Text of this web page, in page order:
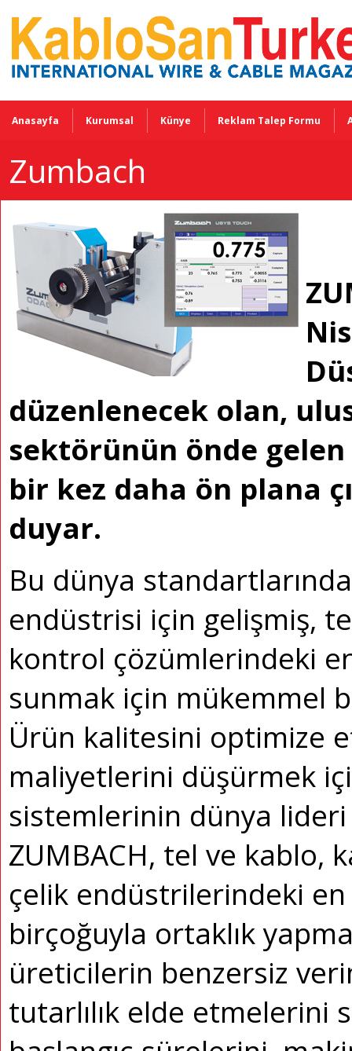
Anasayfa Kurumsal Künye Reklam Talep Formu
Zumbach
düzenlenecek olan,
sektörünün önde gelen
bir kez daha ön plana
duyar.
Bu dünya
endüstrisi için gelişmiş,
kontrol çözümlerindeki
sunmak için mükemmel
Ürün kalitesini optimize
maliyetlerini düşürmek
sistemlerinin dünya
ZUMBACH, tel ve kablo,
çelik endüstrilerindeki en
birçoğuyla ortaklık
üreticilerin benzersiz
tutarlılık elde etmelerini